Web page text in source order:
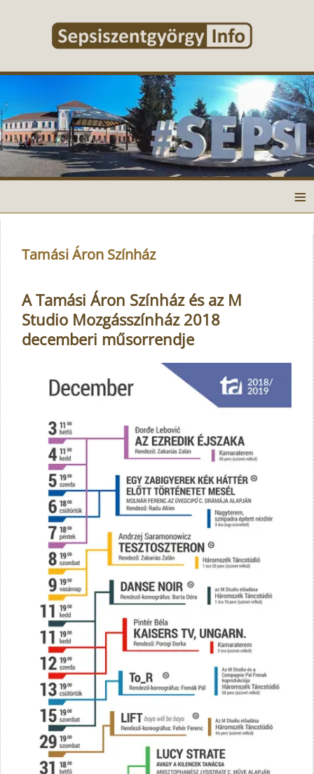
≡
Tamási Áron Színház
A Tamási Áron Színház és az M
Studio Mozgásszínház 2018
decemberi műsorrendje